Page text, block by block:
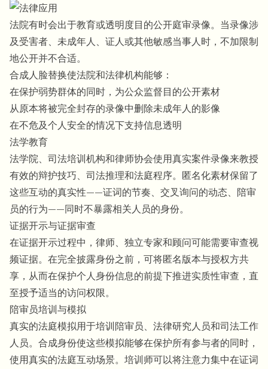
法院有时会出于教育或透明度目的公开庭审录像。当录像涉
及受害者、未成年人、证人或其他敏感当事人时，不加限制
地公开并不合适。
合成人脸替换使法院和法律机构能够：
在保护弱势群体的同时，为公众监督目的公开素材
从原本将被完全封存的录像中删除未成年人的影像
在不危及个人安全的情况下支持信息透明
法学教育
法学院、司法培训机构和律师协会使用真实案件录像来教授
有效的辩护技巧、司法推理和法庭程序。匿名化素材保留了
这些互动的真实性——证词的节奏、交叉询问的动态、陪审
员的行为——同时不暴露相关人员的身份。
证据开示与证据审查
在证据开示过程中，律师、独立专家和顾问可能需要审查视
频证据。在完全披露身份之前，可将匿名版本与授权方共
享，从而在保护个人身份信息的前提下推进实质性审查，直
至授予适当的访问权限。
陪审员培训与模拟
真实的法庭模拟用于培训陪审员、法律研究人员和司法工作
人员。合成身份使这些模拟能够在保护所有参与者的同时，
使用真实的法庭互动场景。培训师可以将注意力集中在证词